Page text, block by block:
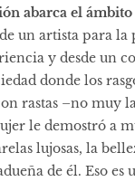
abarca el
un artista para
y desde un
donde los
rastas –no muy
le demostró a
lujosas, la
de él. Eso